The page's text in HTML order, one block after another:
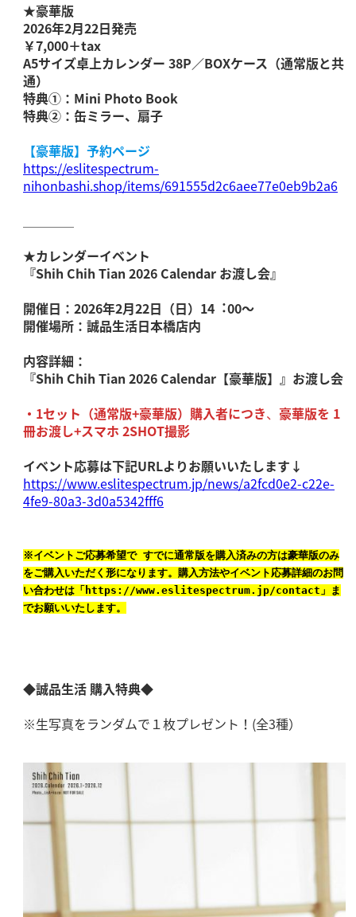
★豪華版
2026年2月22日発売
￥7,000＋tax
A5サイズ卓上カレンダー 38P／BOXケース（通常版と共
通）
特典①：Mini Photo Book
特典②：缶ミラー、扇子
【豪華版】予約ページ
https://eslitespectrum-
nihonbashi.shop/items/691555d2c6aee77e0eb9b2a6
★カレンダーイベント
『Shih Chih Tian 2026 Calendar お渡し会』
開催日：2026年2月22日（日）14︓00～
開催場所：誠品生活日本橋店内
内容詳細：
『Shih Chih Tian 2026 Calendar【豪華版】』お渡し会
・1セット（通常版+豪華版）購入者につき、 豪華版を 1
冊お渡し+スマホ 2SHOT撮影
イベント応募は下記URLよりお願いいたします↓
https://www.eslitespectrum.jp/news/a2fcd0e2-c22e-
4fe9-80a3-3d0a5342fff6
※イベントご応募希望で すでに通常版を購入済みの方は豪華版のみ
をご購入いただく形になります。購入方法やイベント応募詳細のお問
い合わせは「https://www.eslitespectrum.jp/contact」ま
でお願いいたします。
◆誠品生活 購入特典◆
※生写真をランダムで１枚プレゼント！(全3種）